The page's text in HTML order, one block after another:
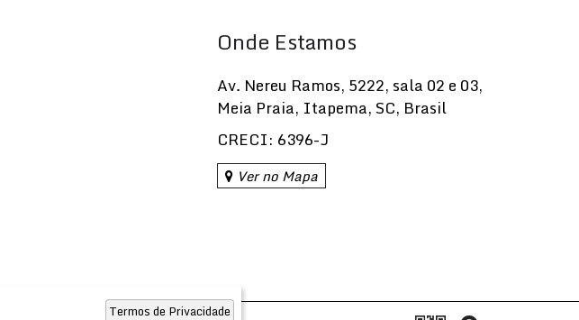
Termos de Privacidade
Onde Estamos
Av. Nereu Ramos, 5222, sala 02 e 03,
Meia Praia, Itapema, SC, Brasil
CRECI: 6396-J
Ver no Mapa